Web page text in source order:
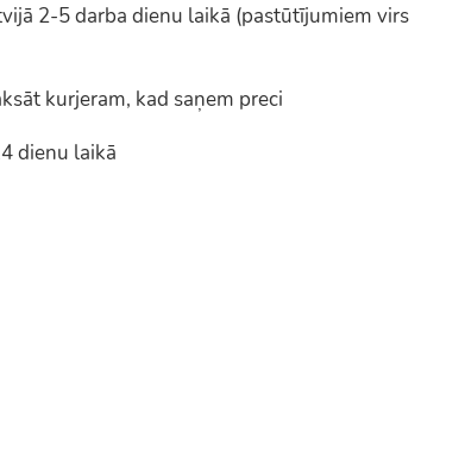
2-5 darba dienu laikā (pastūtījumiem virs
kurjeram, kad saņem preci
dienu laikā